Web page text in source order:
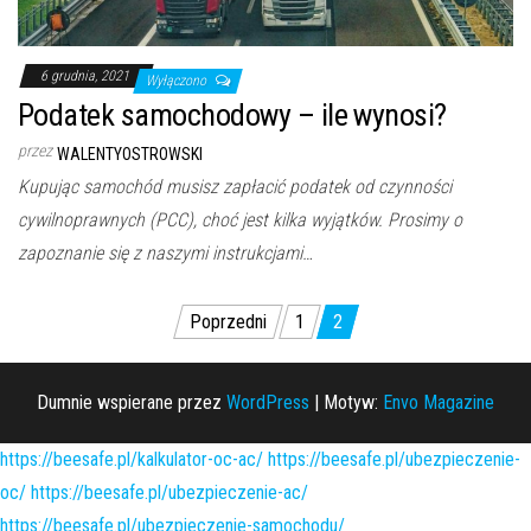
6 grudnia, 2021 Wyłączono
Podatek samochodowy – ile wynosi?
przez WALENTYOSTROWSKI
Kupując samochód musisz zapłacić podatek od czynności
cywilnoprawnych (PCC), choć jest kilka wyjątków. Prosimy o
zapoznanie się z naszymi instrukcjami…
po
wpisach
Poprzedni 1 2
Dumnie wspierane przez WordPress | Motyw: Envo Magazine
https://beesafe.pl/kalkulator-oc-ac/ https://beesafe.pl/ubezpieczenie-
oc/ https://beesafe.pl/ubezpieczenie-ac/
https://beesafe.pl/ubezpieczenie-samochodu/